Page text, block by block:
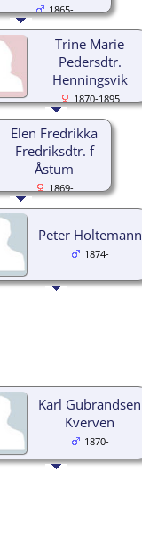
1865-
Trine Marie
Pedersdtr.
Henningsvik
1870-1895
Elen Fredrikka
Fredriksdtr. f
Åstum
1869-
Peter Holtemann
1874-
Karl Gubrandsen
Kverven
1870-